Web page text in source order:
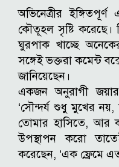
অভিনেত্রীর
কৌতূহল সৃষ্টি করেছে।
ঘুরপাক খাচ্ছে
সঙ্গেই ভক্তরা কমেন্ট
জানিয়েছেন।
একজন অনুরাগী
‘সৌন্দর্য শুধু মুখের
তোমার হাসিতে, আর
উপস্থাপন করো
করেছেন, ‘এক ফ্রেমে এত